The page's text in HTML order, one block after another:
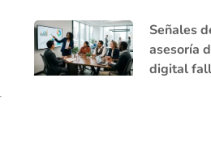
Señales
asesoría
digital